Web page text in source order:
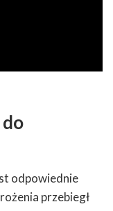
odpowiednie
przebiegł